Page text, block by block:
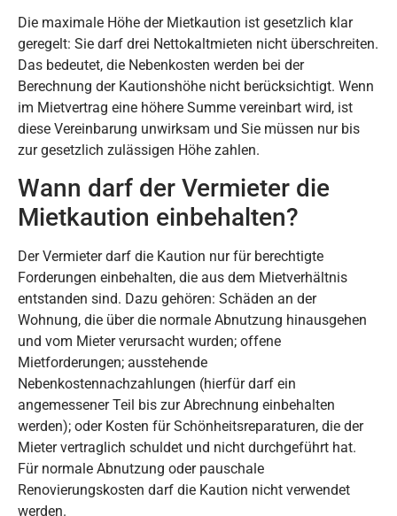
Die maximale Höhe der Mietkaution ist gesetzlich klar
geregelt: Sie darf drei Nettokaltmieten nicht überschreiten.
Das bedeutet, die Nebenkosten werden bei der
Berechnung der Kautionshöhe nicht berücksichtigt. Wenn
im Mietvertrag eine höhere Summe vereinbart wird, ist
diese Vereinbarung unwirksam und Sie müssen nur bis
zur gesetzlich zulässigen Höhe zahlen.
Wann darf der Vermieter die
Mietkaution einbehalten?
Der Vermieter darf die Kaution nur für berechtigte
Forderungen einbehalten, die aus dem Mietverhältnis
entstanden sind. Dazu gehören: Schäden an der
Wohnung, die über die normale Abnutzung hinausgehen
und vom Mieter verursacht wurden; offene
Mietforderungen; ausstehende
Nebenkostennachzahlungen (hierfür darf ein
angemessener Teil bis zur Abrechnung einbehalten
werden); oder Kosten für Schönheitsreparaturen, die der
Mieter vertraglich schuldet und nicht durchgeführt hat.
Für normale Abnutzung oder pauschale
Renovierungskosten darf die Kaution nicht verwendet
werden.